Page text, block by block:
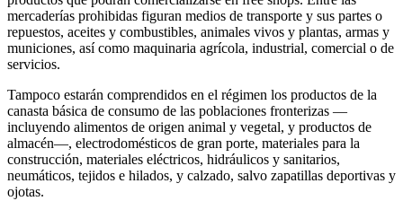
mercaderías prohibidas figuran medios de transporte y sus partes o
repuestos, aceites y combustibles, animales vivos y plantas, armas y
municiones, así como maquinaria agrícola, industrial, comercial o de
servicios.
Tampoco estarán comprendidos en el régimen los productos de la
canasta básica de consumo de las poblaciones fronterizas —
incluyendo alimentos de origen animal y vegetal, y productos de
almacén—, electrodomésticos de gran porte, materiales para la
construcción, materiales eléctricos, hidráulicos y sanitarios,
neumáticos, tejidos e hilados, y calzado, salvo zapatillas deportivas y
ojotas.